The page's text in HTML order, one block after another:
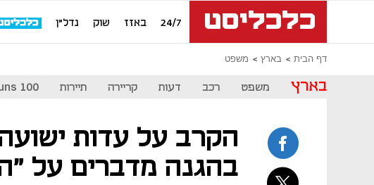
24/7 באזז שוק נדל"ן
דף הבית בארץ משפט
בארץ משפט רכב דעות קריירה תיירות 100
הקרב על עדות
בהגנה מדברים על